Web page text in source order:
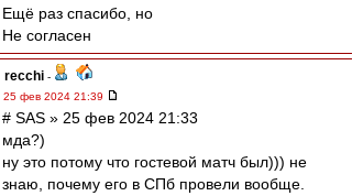
Ещё раз спасибо, но
Не согласен
recchi -
25 фев 2024 21:39
# SAS » 25 фев 2024 21:33
мда?)
ну это потому что гостевой матч был))) не
знаю, почему его в СПб провели вообще.